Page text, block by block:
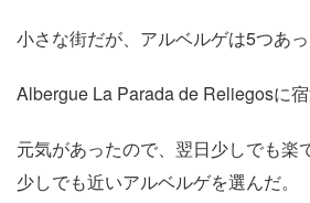
小さな街だが、アルベルゲは5つあっ
Albergue La Parada de Reliegosに宿
元気があったので、翌日少しでも楽
少しでも近いアルベルゲを選んだ。